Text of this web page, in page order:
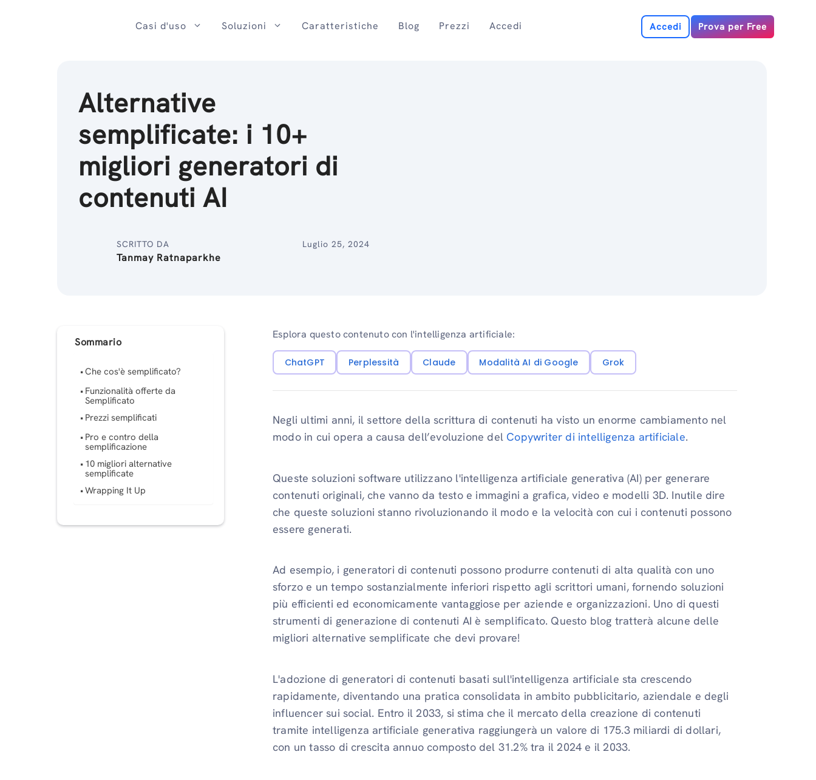
Casi d'uso Soluzioni Caratteristiche Blog Prezzi Accedi Accedi Prova per Free
Alternative
semplificate: i 10+
migliori generatori di
contenuti AI
SCRITTO DA
Tanmay Ratnaparkhe
Luglio 25, 2024
Sommario
Che cos'è semplificato?
Funzionalità offerte da
Semplificato
Prezzi semplificati
Pro e contro della
semplificazione
10 migliori alternative
semplificate
Wrapping It Up
Esplora questo contenuto con l'intelligenza artificiale:
ChatGPT Perplessità Claude Modalità AI di Google Grok
Negli ultimi anni, il settore della scrittura di contenuti ha visto un enorme cambiamento nel
modo in cui opera a causa dell’evoluzione del Copywriter di intelligenza artificiale.
Queste soluzioni software utilizzano l'intelligenza artificiale generativa (AI) per generare
contenuti originali, che vanno da testo e immagini a grafica, video e modelli 3D. Inutile dire
che queste soluzioni stanno rivoluzionando il modo e la velocità con cui i contenuti possono
essere generati.
Ad esempio, i generatori di contenuti possono produrre contenuti di alta qualità con uno
sforzo e un tempo sostanzialmente inferiori rispetto agli scrittori umani, fornendo soluzioni
più efficienti ed economicamente vantaggiose per aziende e organizzazioni. Uno di questi
strumenti di generazione di contenuti AI è semplificato. Questo blog tratterà alcune delle
migliori alternative semplificate che devi provare!
L'adozione di generatori di contenuti basati sull'intelligenza artificiale sta crescendo
rapidamente, diventando una pratica consolidata in ambito pubblicitario, aziendale e degli
influencer sui social. Entro il 2033, si stima che il mercato della creazione di contenuti
tramite intelligenza artificiale generativa raggiungerà un valore di 175.3 miliardi di dollari,
con un tasso di crescita annuo composto del 31.2% tra il 2024 e il 2033.